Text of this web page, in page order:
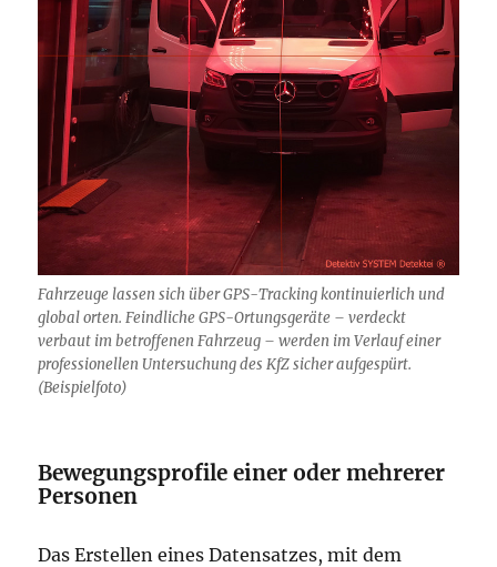
Fahrzeuge lassen sich über GPS-Tracking kontinuierlich und
global orten. Feindliche GPS-Ortungsgeräte – verdeckt
verbaut im betroffenen Fahrzeug – werden im Verlauf einer
professionellen Untersuchung des KfZ sicher aufgespürt.
(Beispielfoto)
Bewegungsprofile einer oder mehrerer
Personen
Das Erstellen eines Datensatzes, mit dem